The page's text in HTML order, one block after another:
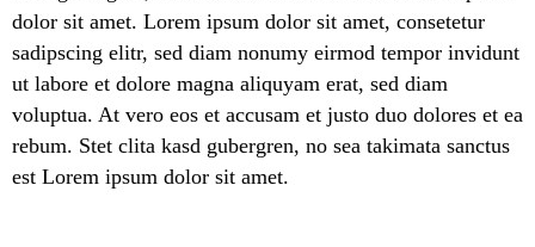
dolor sit amet. Lorem ipsum dolor sit amet, consetetur
sadipscing elitr, sed diam nonumy eirmod tempor invidunt
ut labore et dolore magna aliquyam erat, sed diam
voluptua. At vero eos et accusam et justo duo dolores et ea
rebum. Stet clita kasd gubergren, no sea takimata sanctus
est Lorem ipsum dolor sit amet.